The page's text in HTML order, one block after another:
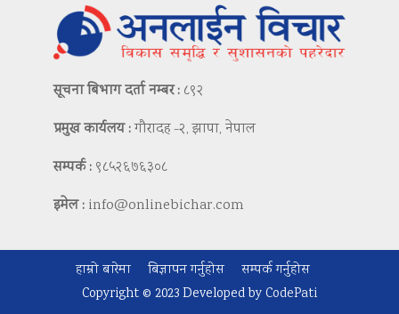
सूचना बिभाग दर्ता नम्बर : ८९२
प्रमुख कार्यलय :गौरादह -२, झापा, नेपाल
सम्पर्क : ९८५२६७६३०८
इमेल : info@onlinebichar.com
हाम्रो बारेमा बिज्ञापन गर्नुहोस
सम्पर्क गर्नुहोस
Copyright © 2023 Developed byCodePati